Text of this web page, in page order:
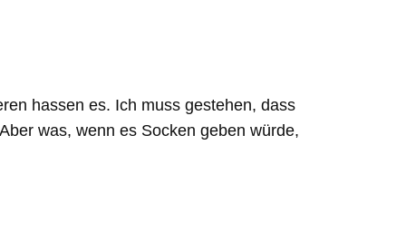
hassen es. Ich muss gestehen, dass
was, wenn es Socken geben würde,